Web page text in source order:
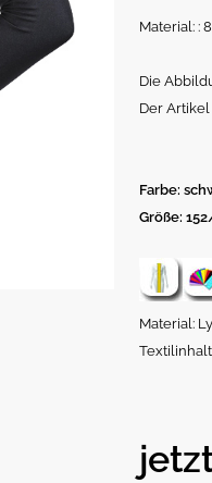
Material: :
Die
Der
Farbe:
Größe:
Material: